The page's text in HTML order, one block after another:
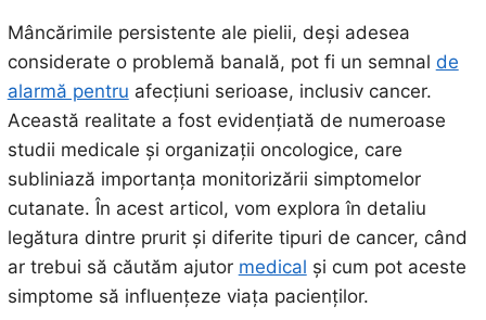
Mâncărimile persistente ale pielii, deși adesea
considerate o problemă banală, pot fi un semnal de
alarmă pentru afecțiuni serioase, inclusiv cancer.
Această realitate a fost evidențiată de numeroase
studii medicale și organizații oncologice, care
subliniază importanța monitorizării simptomelor
cutanate. În acest articol, vom explora în detaliu
legătura dintre prurit și diferite tipuri de cancer, când
ar trebui să căutăm ajutor medical și cum pot aceste
simptome să influențeze viața pacienților.